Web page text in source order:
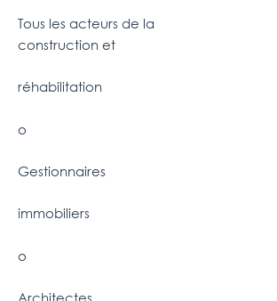
Tous les acteurs de la
construction et
réhabilitation
o
Gestionnaires
immobiliers
o